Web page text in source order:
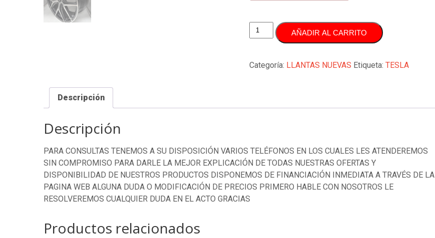
JUEGO
DE
19
cantidad
AÑADIR AL CARRITO
Categoría: LLANTAS NUEVAS Etiqueta: TESLA
Descripción
Descripción
PARA CONSULTAS TENEMOS A SU DISPOSICIÓN VARIOS TELÉFONOS EN LOS CUALES LES ATENDEREMOS
SIN COMPROMISO PARA DARLE LA MEJOR EXPLICACIÓN DE TODAS NUESTRAS OFERTAS Y
DISPONIBILIDAD DE NUESTROS PRODUCTOS DISPONEMOS DE FINANCIACIÓN INMEDIATA A TRAVÉS DE LA
PAGINA WEB ALGUNA DUDA O MODIFICACIÓN DE PRECIOS PRIMERO HABLE CON NOSOTROS LE
RESOLVEREMOS CUALQUIER DUDA EN EL ACTO GRACIAS
Productos relacionados